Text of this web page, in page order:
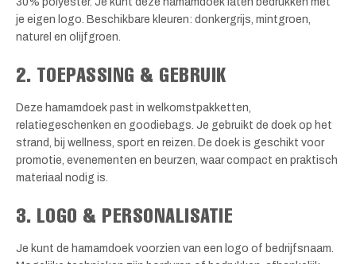
je eigen logo. Beschikbare kleuren: donkergrijs, mintgroen,
naturel en olijfgroen.
2. TOEPASSING & GEBRUIK
Deze hamamdoek past in welkomstpakketten,
relatiegeschenken en goodiebags. Je gebruikt de doek op het
strand, bij wellness, sport en reizen. De doek is geschikt voor
promotie, evenementen en beurzen, waar compact en praktisch
materiaal nodig is.
3. LOGO & PERSONALISATIE
Je kunt de hamamdoek voorzien van een logo of bedrijfsnaam.